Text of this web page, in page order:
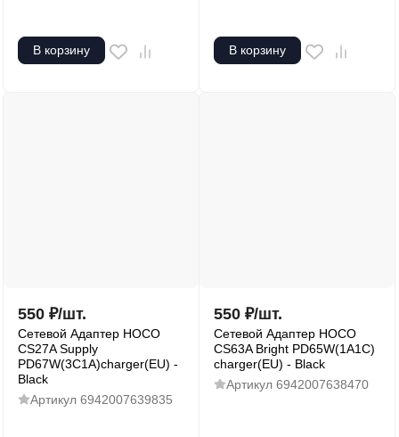
В корзину В корзину
550 ₽/шт.
Сетевой Адаптер HOCO
CS27A Supply
PD67W(3C1A)charger(EU) -
Black
Артикул 6942007639835
550 ₽/шт.
Сетевой Адаптер HOCO
CS63A Bright PD65W(1A1C)
charger(EU) - Black
Артикул 6942007638470